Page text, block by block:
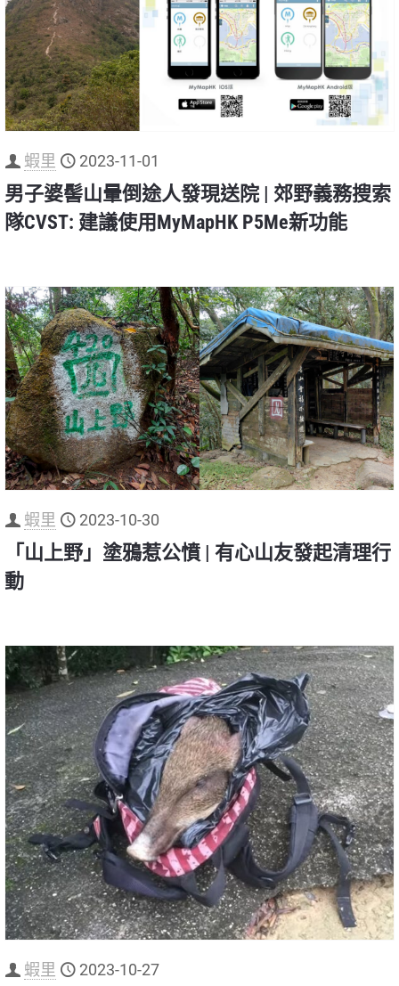
蝦里 2023-11-01
男子婆髻山暈倒途人發現送院 | 郊野義務搜索
隊CVST: 建議使用MyMapHK P5Me新功能
蝦里 2023-10-30
「山上野」塗鴉惹公憤 | 有心山友發起清理行
動
蝦里 2023-10-27